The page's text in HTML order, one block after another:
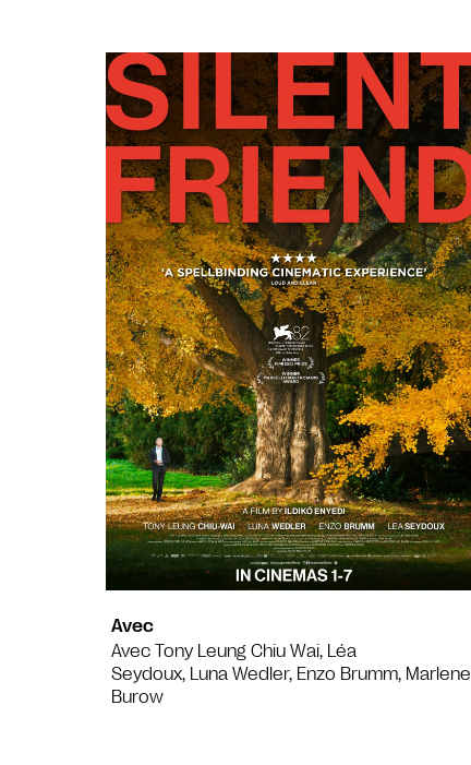
Avec
Avec Tony Leung Chiu Wai, Léa
Seydoux, Luna Wedler, Enzo Brumm, Marlene
Burow